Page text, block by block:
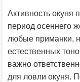
Активность окуня
период осеннего
любые приманки,
естественных
важно
для ловли окуня.